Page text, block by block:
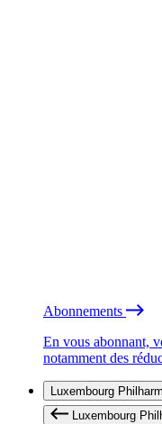
Abonnements
En vous abonnant,
notamment des
Luxembourg
Luxembourg